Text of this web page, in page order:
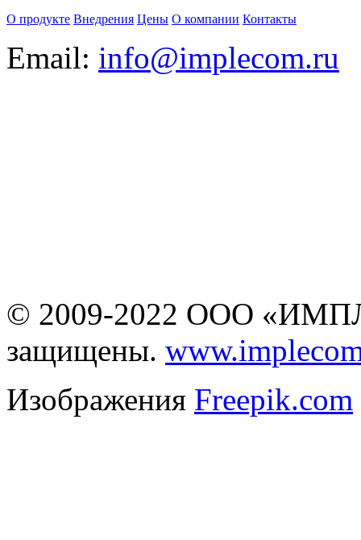
О продукте Внедрения Цены О компании Контакты
Email: info@implecom.ru
© 2009-2022 ООО
защищены.
Изображения Freepik.com